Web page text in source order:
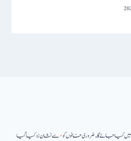
کیا جائے گا۔ضروری خانوں کو*سے نشان زد کیا گیا